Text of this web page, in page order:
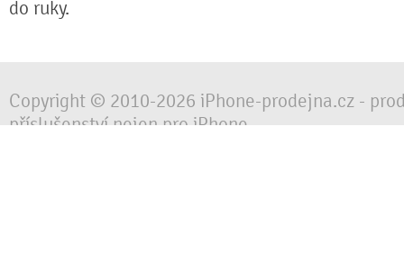
do ruky.
Copyright © 2010-2026 iPhone-prodejna.cz -
příslušenství nejen pro iPhone